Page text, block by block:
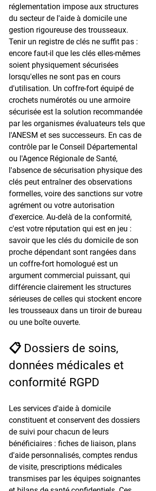
réglementation impose aux structures
du secteur de l'aide à domicile une
gestion rigoureuse des trousseaux.
Tenir un registre de clés ne suffit pas :
encore faut-il que les clés elles-mêmes
soient physiquement sécurisées
lorsqu'elles ne sont pas en cours
d'utilisation. Un coffre-fort équipé de
crochets numérotés ou une armoire
sécurisée est la solution recommandée
par les organismes évaluateurs tels que
l'ANESM et ses successeurs. En cas de
contrôle par le Conseil Départemental
ou l'Agence Régionale de Santé,
l'absence de sécurisation physique des
clés peut entraîner des observations
formelles, voire des sanctions sur votre
agrément ou votre autorisation
d'exercice. Au-delà de la conformité,
c'est votre réputation qui est en jeu :
savoir que les clés du domicile de son
proche dépendant sont rangées dans
un coffre-fort homologué est un
argument commercial puissant, qui
différencie clairement les structures
sérieuses de celles qui stockent encore
les trousseaux dans un tiroir de bureau
ou une boîte ouverte.
📋 Dossiers de soins,
données médicales et
conformité RGPD
Les services d'aide à domicile
constituent et conservent des dossiers
de suivi pour chacun de leurs
bénéficiaires : fiches de liaison, plans
d'aide personnalisés, comptes rendus
de visite, prescriptions médicales
transmises par les équipes soignantes